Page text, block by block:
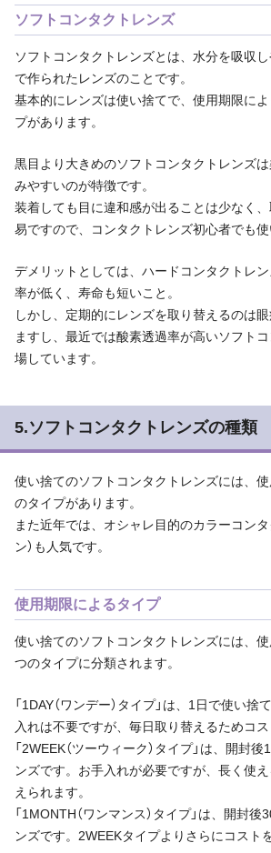
ソフトコンタクトレンズ
ソフトコンタクトレンズとは、水分を吸収
で作られたレンズのことです。
基本的にレンズは使い捨てで、使用期限に
プがあります。
黒目より大きめのソフトコンタクトレンズ
みやすいのが特徴です。
装着しても目に違和感が出ることは少なく
易ですので、コンタクトレンズ初心者でも使
デメリットとしては、ハードコンタクトレ
率が低く、寿命も短いこと。
しかし、定期的にレンズを取り替えるのは
ますし、最近では酸素透過率が高いソフト
場しています。
5.ソフトコンタクトレンズの種類
使い捨てのソフトコンタクトレンズには、
のタイプがあります。
また近年では、オシャレ目的のカラーコンタ
ン）も人気です。
使用期限によるタイプ
使い捨てのソフトコンタクトレンズには、
つのタイプに分類されます。
「1DAY（ワンデー）タイプ」は、1日で使い
入れは不要ですが、毎日取り替えるためコス
「2WEEK（ツーウィーク）タイプ」は、開封
ンズです。お手入れが必要ですが、長く使
えられます。
「1MONTH（ワンマンス）タイプ」は、開封
ンズです。2WEEKタイプよりさらにコスト